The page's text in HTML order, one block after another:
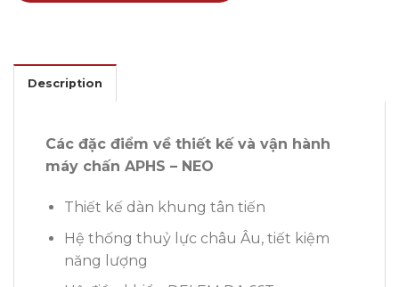
Description
Các đặc điểm về thiết kế và vận hành
máy chấn APHS – NEO
Thiết kế dàn khung tân tiến
Hệ thống thuỷ lực châu Âu, tiết kiệm
năng lượng